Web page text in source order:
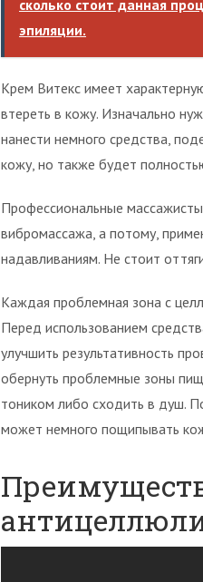
сколько стоит данная
эпиляции.
Крем Витекс имеет
втереть в кожу. Изначально
нанести немного средства,
кожу, но также будет
Профессиональные
вибромассажа, а потому,
надавливаниям. Не стоит
Каждая проблемная зона с
Перед использованием
улучшить результативность
обернуть проблемные зоны
тоником либо сходить в душ.
может немного пощипывать